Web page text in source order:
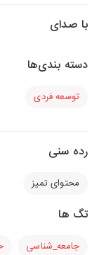
با صدای
دسته بندی‌ها
توسعه فردی
رده سنی
محتوای تمیز
تگ ها
جامعه_شناسی